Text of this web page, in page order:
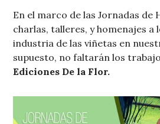
En el marco de las Jornadas de
charlas, talleres, y homenajes a
industria de las viñetas en
supuesto, no faltarán los
Ediciones De la Flor.